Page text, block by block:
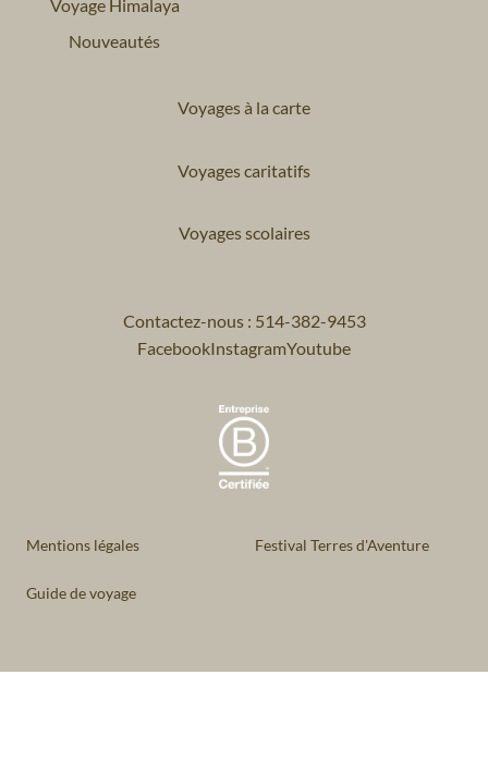
Voyage Himalaya
Nouveautés
Voyages à la carte
Voyages caritatifs
Voyages scolaires
Contactez-nous : 514-382-9453
FacebookInstagramYoutube
Mentions légales Festival Terres d'Aventure
Guide de voyage